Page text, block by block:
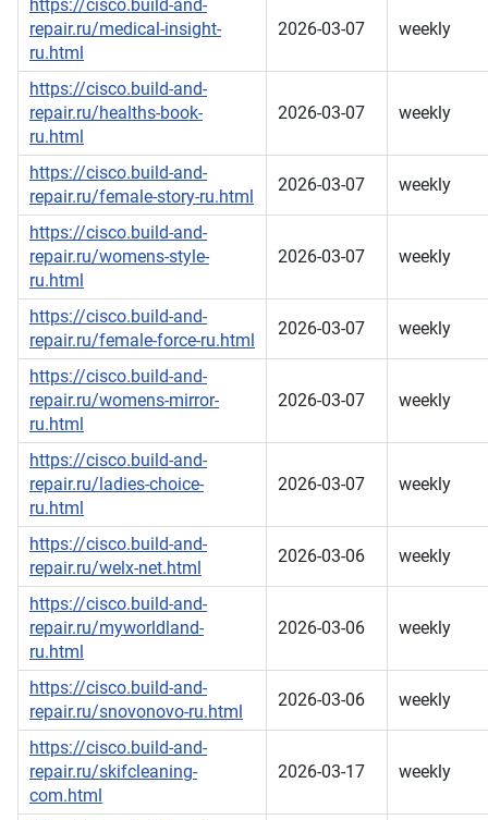
https://cisco.build-and-
repair.ru/medical-insight-
ru.html
2026-03-07 weekly
https://cisco.build-and-
repair.ru/healths-book-
ru.html
2026-03-07 weekly
https://cisco.build-and-
repair.ru/female-story-ru.html
2026-03-07 weekly
https://cisco.build-and-
repair.ru/womens-style-
ru.html
2026-03-07 weekly
https://cisco.build-and-
repair.ru/female-force-ru.html
2026-03-07 weekly
https://cisco.build-and-
repair.ru/womens-mirror-
ru.html
2026-03-07 weekly
https://cisco.build-and-
repair.ru/ladies-choice-
ru.html
2026-03-07 weekly
https://cisco.build-and-
repair.ru/welx-net.html
2026-03-06 weekly
https://cisco.build-and-
repair.ru/myworldland-
ru.html
2026-03-06 weekly
https://cisco.build-and-
repair.ru/snovonovo-ru.html
2026-03-06 weekly
https://cisco.build-and-
repair.ru/skifcleaning-
com.html
2026-03-17 weekly